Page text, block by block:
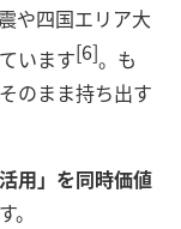
や四国エリア大
います[6]。も
のまま持ち出す
用」を同時価値